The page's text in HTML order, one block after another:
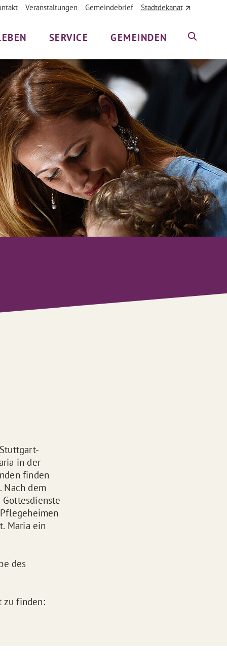
Veranstaltungen Gemeindebrief Stadtdekanat
SERVICE GEMEINDEN
in der
finden
dem
Maria ein
des
zu finden: